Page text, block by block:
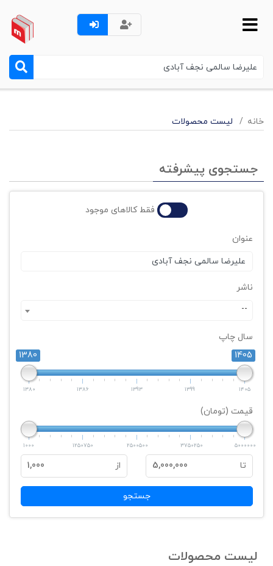
خانه لیست محصولات
جستجوی پیشرفته
فقط کالاهای موجود
عنوان
ناشر
--
سال چاپ
1380
1405
1380 1386 1393 1399 1405
قیمت (تومان)
1000 1250750 2500500 3750250 5000000
تا 5,000,000 از 1,000
جستجو
لیست محصولات